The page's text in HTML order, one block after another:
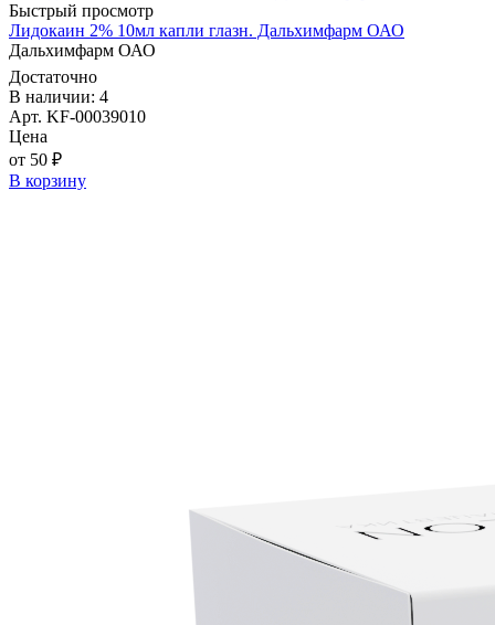
Быстрый просмотр
Лидокаин 2% 10мл капли глазн. Дальхимфарм ОАО
Дальхимфарм ОАО
Достаточно
В наличии: 4
Арт. KF-00039010
Цена
от 50 ₽
В корзину